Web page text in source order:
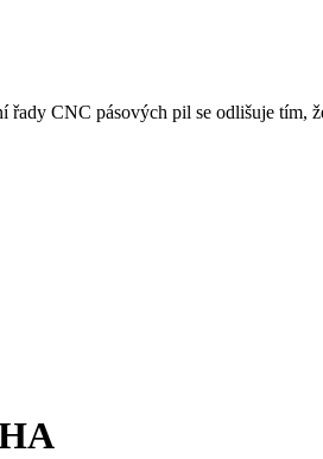
CNC pásových pil se odlišuje